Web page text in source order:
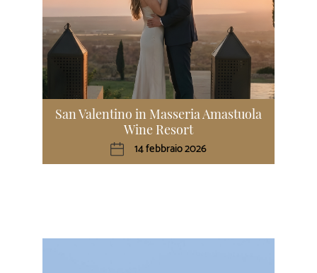
San Valentino in Masseria Amastuola
Wine Resort
14 febbraio 2026